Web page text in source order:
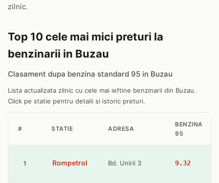
zilnic.
Top 10 cele mai mici preturi la
benzinarii in Buzau
Clasament dupa benzina standard 95 in Buzau
Lista actualizata zilnic cu cele mai ieftine benzinarii din Buzau.
Click pe statie pentru detalii si istoric preturi.
# STATIE ADRESA
BENZINA
95
1 Rompetrol Bd. Unirii 3 9.32